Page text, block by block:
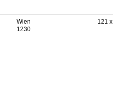
Wien
1230
121 x